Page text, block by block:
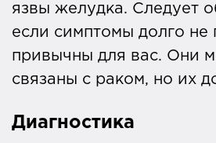
язвы желудка. Следует
если симптомы долго не
привычны для вас. Они
связаны с раком, но их
Диагностика